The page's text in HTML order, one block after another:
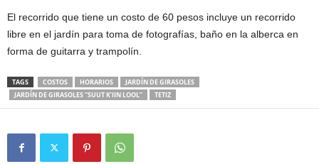
El recorrido que tiene un costo de 60 pesos incluye un recorrido
libre en el jardín para toma de fotografías, baño en la alberca en
forma de guitarra y trampolín.
TAGS COSTOS HORARIOS
JARDÍN DE GIRASOLES
JARDÍN DE GIRASOLES “SUUT K’IIN LOOL”
TETIZ